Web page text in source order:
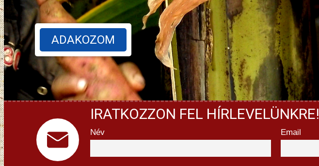
ADAKOZOM
IRATKOZZON FEL HÍRLEVELÜNKRE!
Név Email